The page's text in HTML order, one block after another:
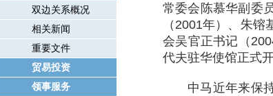
双边关系概况
相关新闻
重要文件
贸易投资
领事服务
常委会陈慕华副委
（2001年）、朱
会吴官正书记（
代夫驻华使馆正式
中马近年来保